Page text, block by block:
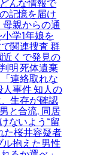
んな情報で
記憶を届け
親からの通
学1年娘を
関連捜査 群
近くで発見の
明 死体遺棄
連絡取れな
事件 知人の
生存が確認
と合流, 同居
ないよう“留
た桜井容疑者
抱えた男性